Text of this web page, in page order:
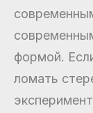
формой.
ломать